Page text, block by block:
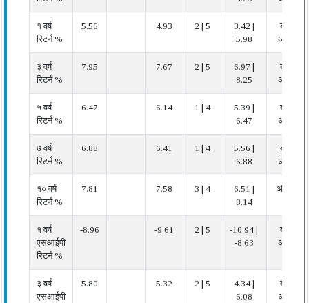
१ वर्ष
रिटर्न %
5.56 4.93 2 | 5
3.42 |
5.98
बहुत
अच्छा
३ वर्ष
रिटर्न %
7.95 7.67 2 | 5
6.97 |
8.25
बहुत
अच्छा
५ वर्ष
रिटर्न %
6.47 6.14 1 | 4
5.39 |
6.47
बहुत
अच्छा
७ वर्ष
रिटर्न %
6.88 6.41 1 | 4
5.56 |
6.88
बहुत
अच्छा
१० वर्ष
रिटर्न %
7.81 7.58 3 | 4
6.51 |
8.14
औसत
१ वर्ष
एसआईपी
रिटर्न %
-8.96 -9.61 2 | 5
-10.94 |
-8.63
बहुत
अच्छा
३ वर्ष
एसआईपी
5.80 5.32 2 | 5
4.34 |
6.08
बहुत
अच्छा